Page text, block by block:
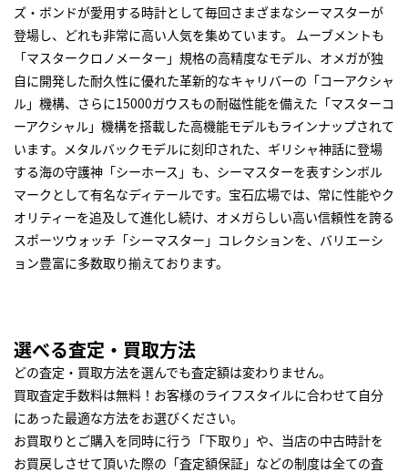
ズ・ボンドが愛用する時計として毎回さまざまなシーマスターが
登場し、どれも非常に高い人気を集めています。 ムーブメントも
「マスタークロノメーター」規格の高精度なモデル、オメガが独
自に開発した耐久性に優れた革新的なキャリバーの「コーアクシャ
ル」機構、さらに15000ガウスもの耐磁性能を備えた「マスターコ
ーアクシャル」機構を搭載した高機能モデルもラインナップされて
います。メタルバックモデルに刻印された、ギリシャ神話に登場
する海の守護神「シーホース」も、シーマスターを表すシンボル
マークとして有名なディテールです。宝石広場では、常に性能やク
オリティーを追及して進化し続け、オメガらしい高い信頼性を誇る
スポーツウォッチ「シーマスター」コレクションを、バリエーシ
ョン豊富に多数取り揃えております。
選べる査定・買取方法
どの査定・買取方法を選んでも査定額は変わりません。
買取査定手数料は無料！お客様のライフスタイルに合わせて自分
にあった最適な方法をお選びください。
お買取りとご購入を同時に行う「下取り」や、当店の中古時計を
お買戻しさせて頂いた際の「査定額保証」などの制度は全ての査